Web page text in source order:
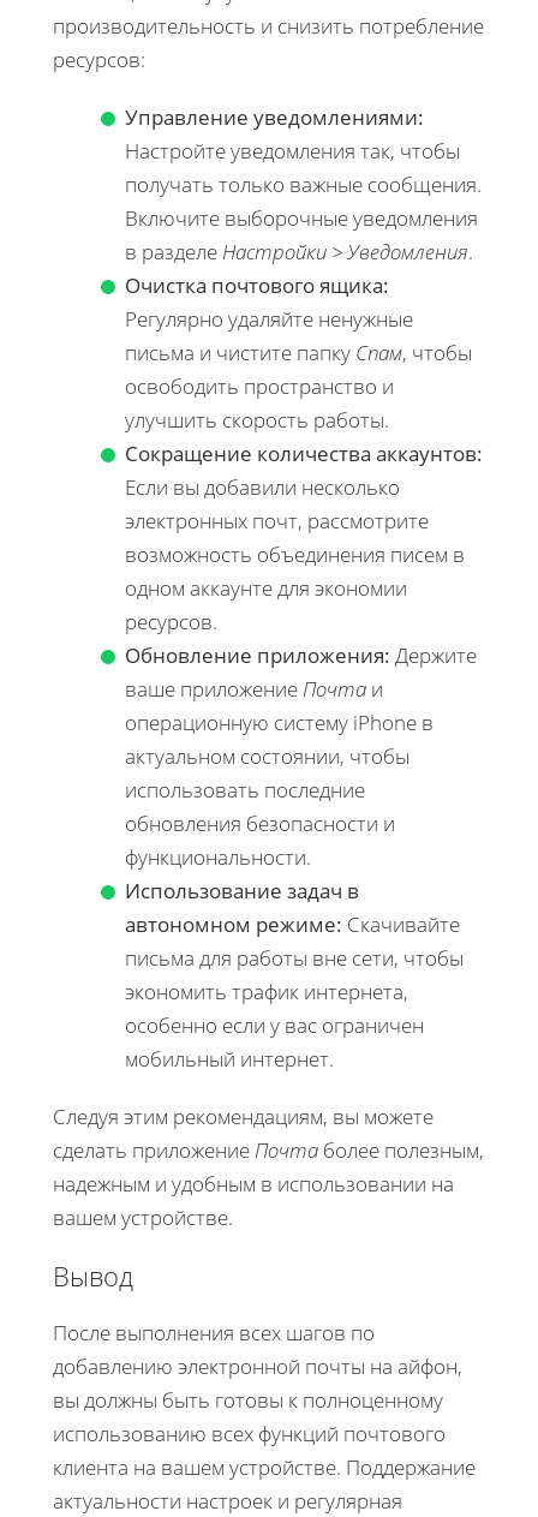
производительность и снизить потребление
ресурсов:
Управление уведомлениями:
Настройте уведомления так, чтобы
получать только важные сообщения.
Включите выборочные уведомления
в разделе Настройки > Уведомления.
Очистка почтового ящика:
Регулярно удаляйте ненужные
письма и чистите папку Спам, чтобы
освободить пространство и
улучшить скорость работы.
Сокращение количества аккаунтов:
Если вы добавили несколько
электронных почт, рассмотрите
возможность объединения писем в
одном аккаунте для экономии
ресурсов.
Обновление приложения: Держите
ваше приложение Почта и
операционную систему iPhone в
актуальном состоянии, чтобы
использовать последние
обновления безопасности и
функциональности.
Использование задач в
автономном режиме: Скачивайте
письма для работы вне сети, чтобы
экономить трафик интернета,
особенно если у вас ограничен
мобильный интернет.
Следуя этим рекомендациям, вы можете
сделать приложение Почта более полезным,
надежным и удобным в использовании на
вашем устройстве.
Вывод
После выполнения всех шагов по
добавлению электронной почты на айфон,
вы должны быть готовы к полноценному
использованию всех функций почтового
клиента на вашем устройстве. Поддержание
актуальности настроек и регулярная